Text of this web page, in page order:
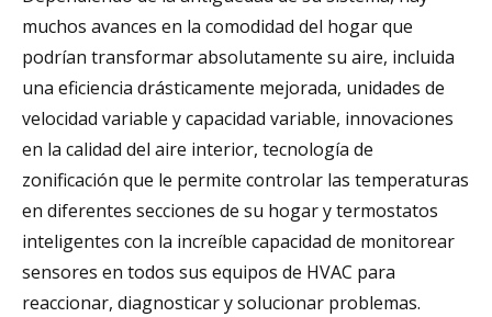
muchos avances en la comodidad del hogar que
podrían transformar absolutamente su aire, incluida
una eficiencia drásticamente mejorada, unidades de
velocidad variable y capacidad variable, innovaciones
en la calidad del aire interior, tecnología de
zonificación que le permite controlar las temperaturas
en diferentes secciones de su hogar y termostatos
inteligentes con la increíble capacidad de monitorear
sensores en todos sus equipos de HVAC para
reaccionar, diagnosticar y solucionar problemas.